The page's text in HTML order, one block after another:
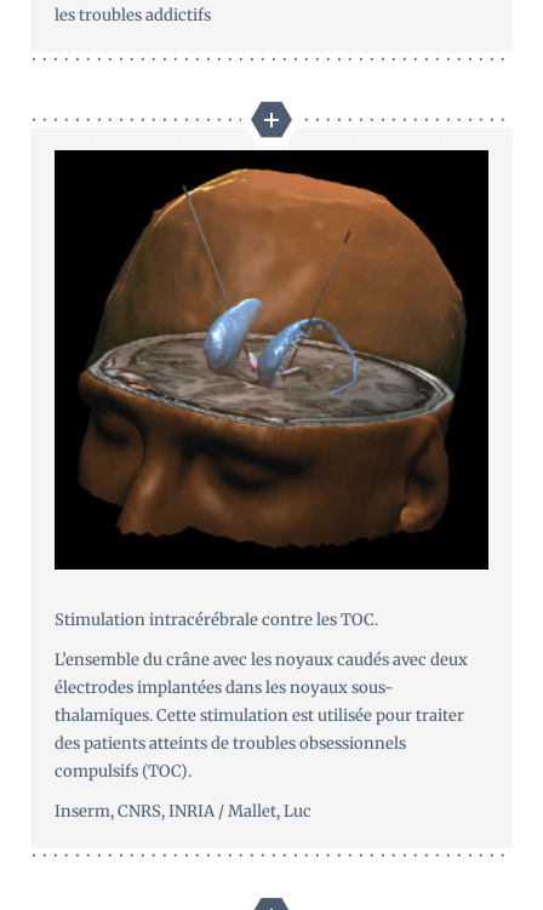
les troubles addictifs
Stimulation intracérébrale contre les TOC.
L’ensemble du crâne avec les noyaux caudés avec deux
électrodes implantées dans les noyaux sous-
thalamiques. Cette stimulation est utilisée pour traiter
des patients atteints de troubles obsessionnels
compulsifs (TOC).
Inserm, CNRS, INRIA / Mallet, Luc